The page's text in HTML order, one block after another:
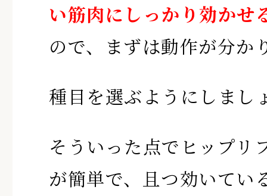
い筋肉にしっかり効かせ
ので、まずは動作が分か
種目を選ぶようにしまし
そういった点でヒップリ
が簡単で、且つ効いてい